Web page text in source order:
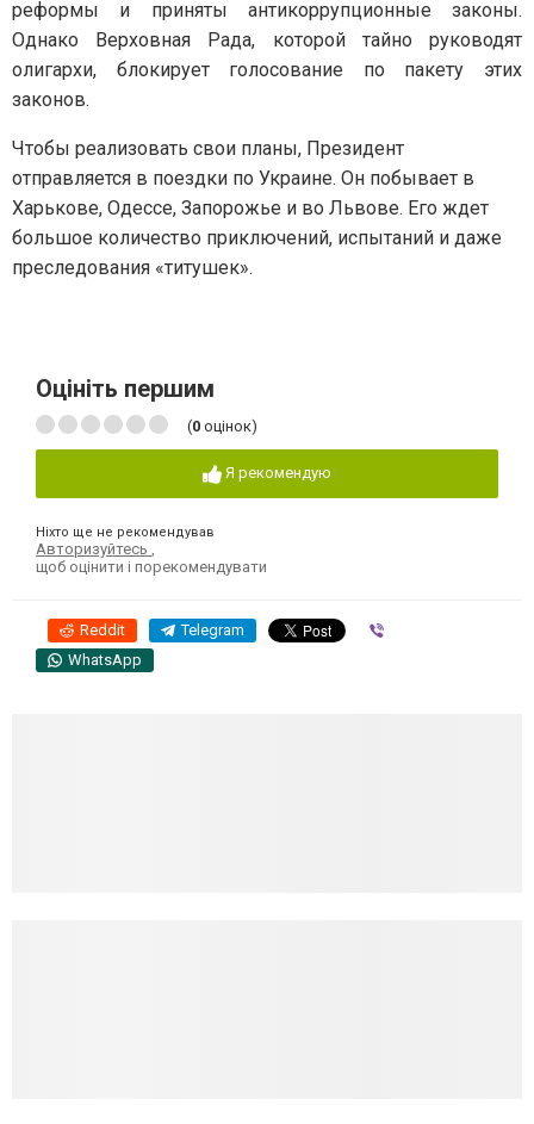
реформы и приняты антикоррупционные законы.
Однако Верховная Рада, которой тайно руководят
олигархи, блокирует голосование по пакету этих
законов.
Чтобы реализовать свои планы, Президент
отправляется в поездки по Украине. Он побывает в
Харькове, Одессе, Запорожье и во Львове. Его ждет
большое количество приключений, испытаний и даже
преследования «титушек».
Оцініть першим
(0 оцінок)
Я рекомендую
Ніхто ще не рекомендував
Авторизуйтесь
щоб оцінити і порекомендувати
Reddit Telegram
WhatsApp